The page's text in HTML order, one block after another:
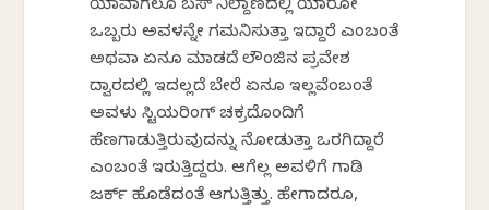
ಯಾವಾಗಲೂ ಬಸ್ ನಿಲ್ದಾಣದಲ್ಲಿ ಯಾರೋ
ಒಬ್ಬರು ಅವಳನ್ನೇ ಗಮನಿಸುತ್ತಾ ಇದ್ದಾರೆ ಎಂಬಂತೆ
ಅಥವಾ ಏನೂ ಮಾಡದೆ ಲೌಂಜಿನ ಪ್ರವೇಶ
ದ್ವಾರದಲ್ಲಿ ಇದಲ್ಲದೆ ಬೇರೆ ಏನೂ ಇಲ್ಲವೆಂಬಂತೆ
ಅವಳು ಸ್ಟಿಯರಿಂಗ್ ಚಕ್ರದೊಂದಿಗೆ
ಹೆಣಗಾಡುತ್ತಿರುವುದನ್ನು ನೋಡುತ್ತಾ ಒರಗಿದ್ದಾರೆ
ಎಂಬಂತೆ ಇರುತ್ತಿದ್ದರು. ಆಗೆಲ್ಲ ಅವಳಿಗೆ ಗಾಡಿ
ಜರ್ಕ್ ಹೊಡೆದಂತೆ ಆಗುತ್ತಿತ್ತು. ಹೇಗಾದರೂ,